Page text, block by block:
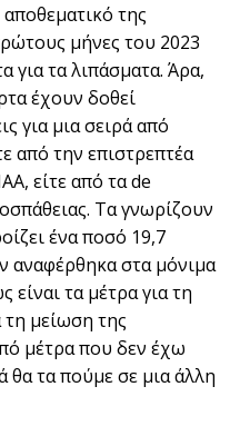
της
μήνες του 2023
για τα λιπάσματα. Άρα,
έχουν δοθεί
για μια σειρά από
από την επιστρεπτέα
είτε από τα de
Τα γνωρίζουν
ένα ποσό 19,7
αναφέρθηκα στα μόνιμα
τα μέτρα για τη
τη μείωση της
μέτρα που δεν έχω
τα πούμε σε μια άλλη